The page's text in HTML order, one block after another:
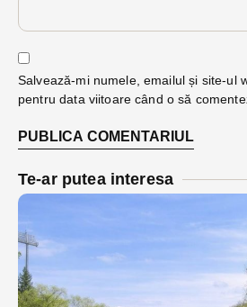
Salvează-mi numele, emailul și site-ul
pentru data viitoare când o să
Te-ar putea interesa